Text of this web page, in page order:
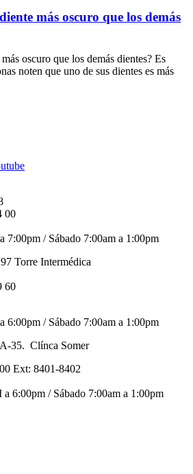
más oscuro que los demás
oscuro que los demás dientes? Es
noten que uno de sus dientes es más
00
7:00pm / Sábado 7:00am a 1:00pm
Torre Intermédica
60
6:00pm / Sábado 7:00am a 1:00pm
35. Clínca Somer
Ext: 8401-8402
6:00pm / Sábado 7:00am a 1:00pm